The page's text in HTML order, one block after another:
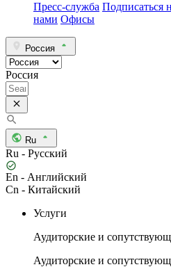
Пресс-служба Подписаться
нами Офисы
Россия
Россия
Ru
Ru - Русский
En - Английский
Cn - Китайский
Услуги
Аудиторские и
Аудиторские и